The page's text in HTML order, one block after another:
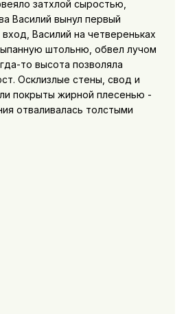
затхлой сыростью,
Василий вынул первый
Василий на четвереньках
штольню, обвел лучом
то высота позволяла
Осклизлые стены, свод и
покрыты жирной плесенью -
отваливалась толстыми